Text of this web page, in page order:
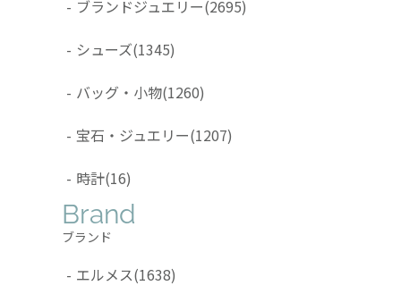
- ブランドジュエリー(2695)
- シューズ(1345)
- バッグ・小物(1260)
- 宝石・ジュエリー(1207)
- 時計(16)
Brand
ブランド
- エルメス(1638)